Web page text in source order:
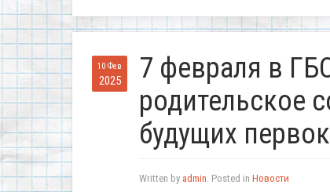
10 Фев
2025
7 февраля в
родительское
будущих
Written by admin. Posted in Новости